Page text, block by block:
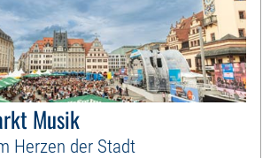
Musik
Herzen der Stadt